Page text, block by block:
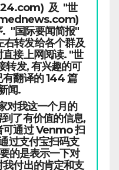
及 "世
. "国际要闻简报"
转发给各个群及
接上网阅读. "世
转发, 有兴趣的可
有翻译的 144 篇
闻.
对我这一个月的
了有价值的信息,
可通过 Venmo 扫
过支付宝扫码支
的是表示一下对
付出的肯定和支